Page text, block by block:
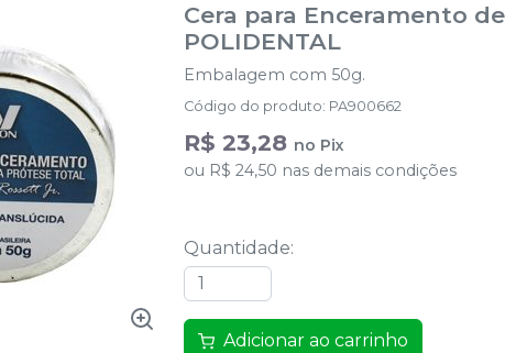
Cera para Enceramento
POLIDENTAL
Embalagem com 50g.
Código do produto: PA900662
R$ 23,28 no Pix
ou R$ 24,50 nas demais condições
Quantidade:
Adicionar ao carrinho